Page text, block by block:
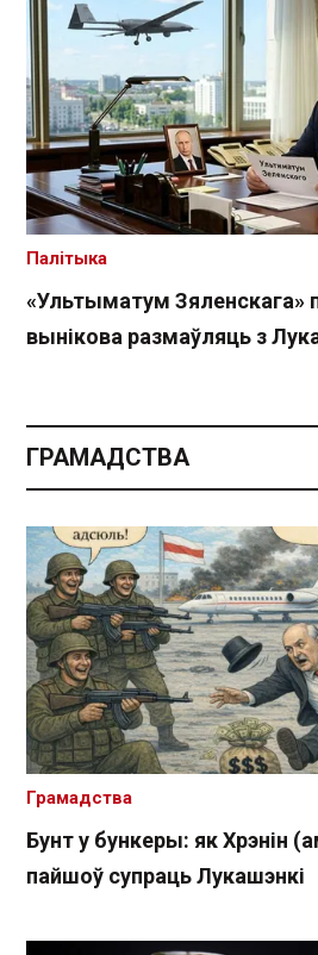
«Ультыматум Зяленскага»
вынікова размаўляць з
Палітыка
ГРАМАДСТВА
Бунт у бункеры: як Хрэнін
пайшоў супраць Лукашэнкі
Грамадства